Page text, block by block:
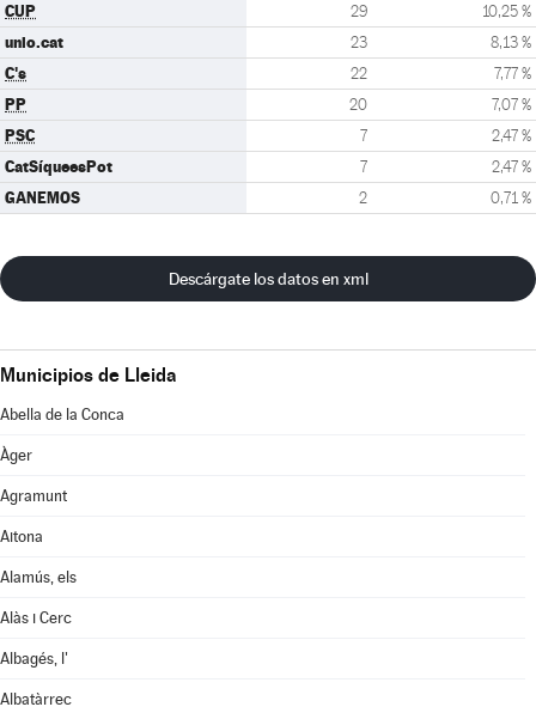
CUP 29 10,25 %
unio.cat 23 8,13 %
C's 22 7,77 %
PP 20 7,07 %
PSC 7 2,47 %
CatSíqueesPot 7 2,47 %
GANEMOS 2 0,71 %
Descárgate los datos en xml
Municipios de Lleida
Abella de la Conca
Àger
Agramunt
Aitona
Alamús, els
Alàs i Cerc
Albagés, l'
Albatàrrec